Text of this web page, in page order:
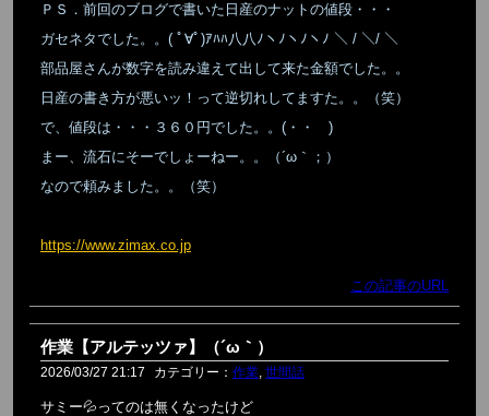
ＰＳ．前回のブログで書いた日産のナットの値段・・・
ガセネタでした。。( ﾟ∀ﾟ)ｱﾊﾊ八八ﾉヽﾉヽﾉヽﾉ ＼ / ＼/ ＼
部品屋さんが数字を読み違えて出して来た金額でした。。
日産の書き方が悪いッ！って逆切れしてますた。。（笑）
で、値段は・・・３６０円でした。。(・・ )
まー、流石にそーでしょーねー。。（´ω｀；）
なので頼みました。。（笑）
https://www.zimax.co.jp
この記事のURL
作業【アルテッツァ】（´ω｀）
2026/03/27 21:17 カテゴリー： 作業, 世間話
サミー💦ってのは無くなったけど